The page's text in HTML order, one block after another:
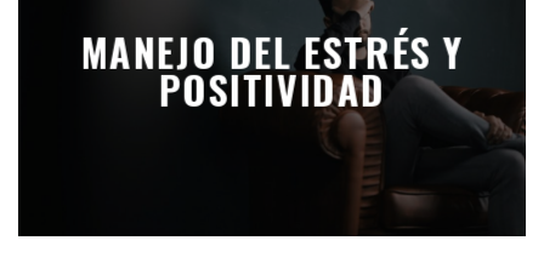
MANEJO DEL ESTRÉS Y
POSITIVIDAD